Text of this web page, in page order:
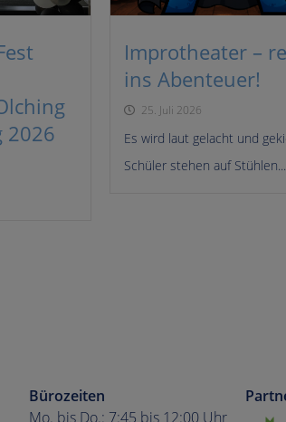
2026
Improtheater –
ins Abenteuer!
25. Juli 2026
Es wird laut gelacht und
Schüler stehen auf Stühlen...
Bürozeiten
Mo. bis Do.: 7:45 bis 12:00 Uhr